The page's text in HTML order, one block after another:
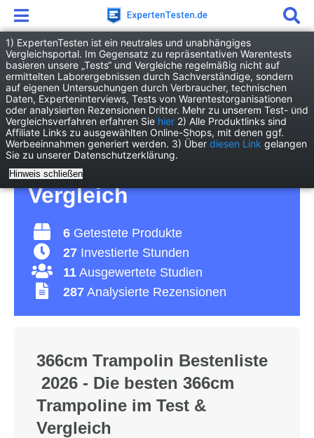
Freizeit Hobby 366cm Trampolin
366cm Trampolin Test
2026 • Die 6 besten
366cm Trampoline im
Vergleich
6 Getestete Produkte
27 Investierte Stunden
11 Ausgewertete Studien
287 Analysierte Rezensionen
366cm Trampolin Bestenliste
2026 - Die besten 366cm
Trampoline im Test &
Vergleich
1) ExpertenTesten ist ein neutrales und unabhängiges
Vergleichsportal. Im Gegensatz zu repräsentativen Warentests
basieren unsere „Tests“ und Vergleiche regelmäßig nicht auf
ermittelten Laborergebnissen durch Sachverständige, sondern
auf eigenen Untersuchungen durch Verbraucher, technischen
Daten, Experteninterviews, Tests von Warentestorganisationen
oder analysierten Rezensionen Dritter. Mehr zu unserem Test- und
Vergleichsverfahren erfahren Sie hier 2) Alle Produktlinks sind
Affiliate Links zu ausgewählten Online-Shops, mit denen ggf.
Werbeeinnahmen generiert werden. 3) Über diesen Link gelangen
Sie zu unserer Datenschutzerklärung.
Hinweis schließen